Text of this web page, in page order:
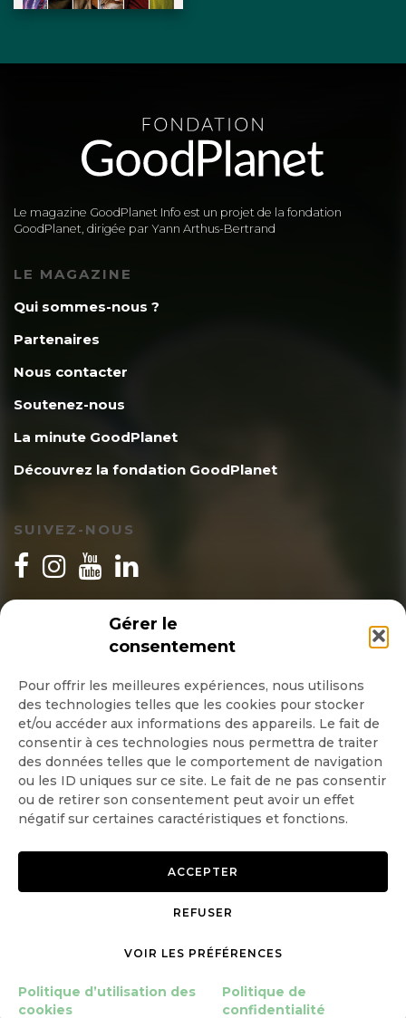
Gérer le
consentement
Pour offrir les meilleures expériences, nous utilisons
des technologies telles que les cookies pour stocker
et/ou accéder aux informations des appareils. Le fait de
consentir à ces technologies nous permettra de traiter
des données telles que le comportement de navigation
ou les ID uniques sur ce site. Le fait de ne pas consentir
ou de retirer son consentement peut avoir un effet
négatif sur certaines caractéristiques et fonctions.
ACCEPTER
REFUSER
VOIR LES PRÉFÉRENCES
Politique d’utilisation des
cookies
Politique de
confidentialité
Le magazine GoodPlanet Info est un projet de la fondation
GoodPlanet, dirigée par Yann Arthus-Bertrand
LE MAGAZINE
Qui sommes-nous ?
Partenaires
Nous contacter
Soutenez-nous
La minute GoodPlanet
Découvrez la fondation GoodPlanet
SUIVEZ-NOUS
INSCRIPTION NEWSLETTER
Quotidienne
Hebdo
OK
Politique de confidentialité
Gérer le consentement